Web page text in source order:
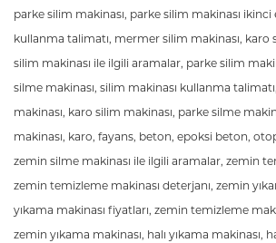
parke silim makinası, parke silim makinası ikinci
kullanma talimatı, mermer silim makinası, karo
silim makinası ile ilgili aramalar, parke silim
silme makinası, silim makinası kullanma
makinası, karo silim makinası, parke silme
makinası, karo, fayans, beton, epoksi beton,
zemin silme makinası ile ilgili aramalar, zemin
zemin temizleme makinası deterjanı, zemin
yıkama makinası fiyatları, zemin temizleme
zemin yıkama makinası, halı yıkama makinası,